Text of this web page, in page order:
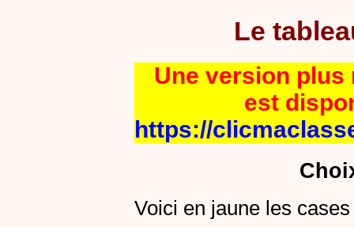
Le
Une version plus
est
https://
Voici en jaune les